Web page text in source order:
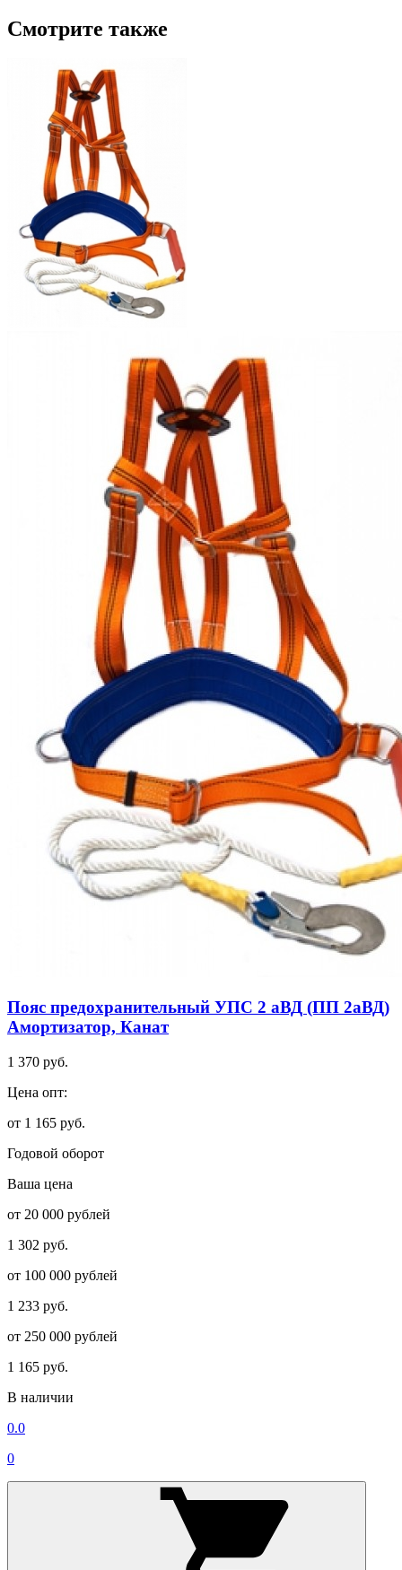
Смотрите также
Пояс предохранительный УПС 2 аВД (ПП 2аВД)
Амортизатор, Канат
1 370 руб.
Цена опт:
от 1 165 руб.
Годовой оборот
Ваша цена
от 20 000 рублей
1 302 руб.
от 100 000 рублей
1 233 руб.
от 250 000 рублей
1 165 руб.
В наличии
0.0
0